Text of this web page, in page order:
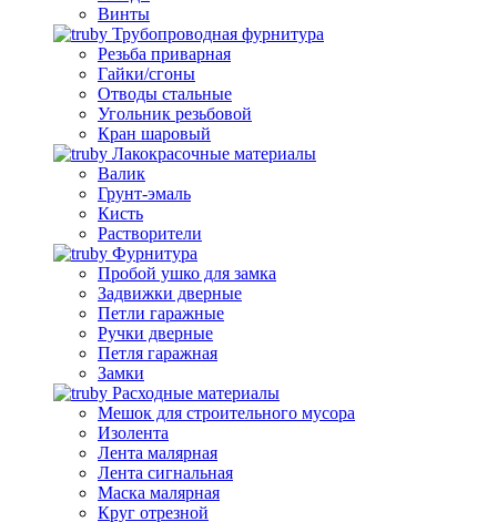
Винты
Трубопроводная фурнитура
Резьба приварная
Гайки/сгоны
Отводы стальные
Угольник резьбовой
Кран шаровый
Лакокрасочные материалы
Валик
Грунт-эмаль
Кисть
Растворители
Фурнитура
Пробой ушко для замка
Задвижки дверные
Петли гаражные
Ручки дверные
Петля гаражная
Замки
Расходные материалы
Мешок для строительного мусора
Изолента
Лента малярная
Лента сигнальная
Маска малярная
Круг отрезной